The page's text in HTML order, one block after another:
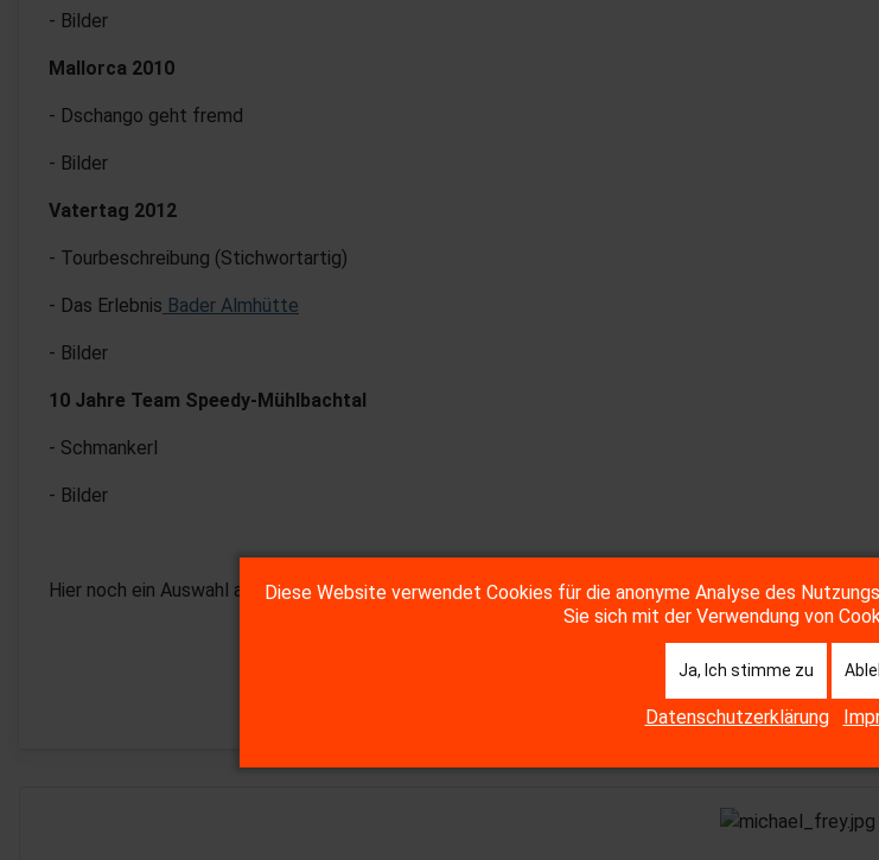
- Bilder
Mallorca 2010
- Dschango geht fremd
- Bilder
Vatertag 2012
- Tourbeschreibung (Stichwortartig)
- Das Erlebnis Bader Almhütte
- Bilder
10 Jahre Team Speedy-Mühlbachtal
- Schmankerl
- Bilder
Hier noch ein Auswahl an Bilder von allen Touren:Diese Website verwendet Cookies für die anonyme Analyse des
Sie sich mit der Verwendung von
Ja, Ich stimme zu
Datenschutzerklärung